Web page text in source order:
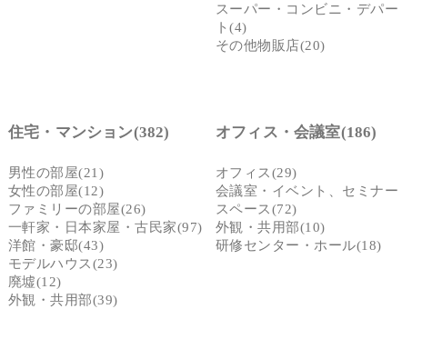
スーパー・コンビニ・デパー
ト(4)
その他物販店(20)
住宅・マンション(382)
男性の部屋(21)
女性の部屋(12)
ファミリーの部屋(26)
一軒家・日本家屋・古民家(97)
洋館・豪邸(43)
モデルハウス(23)
廃墟(12)
外観・共用部(39)
オフィス・会議室(186)
オフィス(29)
会議室・イベント、セミナー
スペース(72)
外観・共用部(10)
研修センター・ホール(18)